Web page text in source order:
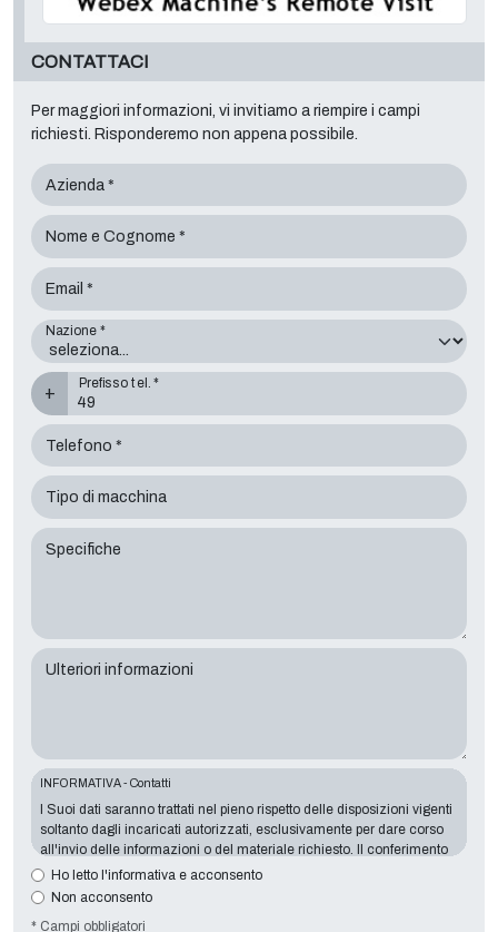
CONTATTACI
Per maggiori informazioni, vi invitiamo a riempire i campi
richiesti. Risponderemo non appena possibile.
Azienda *
Nome e Cognome *
Email *
Nazione *
+
Prefisso tel. *
Telefono *
Tipo di macchina
Specifiche
Ulteriori informazioni
INFORMATIVA - Contatti
I Suoi dati saranno trattati nel pieno rispetto delle disposizioni vigenti
soltanto dagli incaricati autorizzati, esclusivamente per dare corso
all'invio delle informazioni o del materiale richiesto. Il conferimento
dei dati è indispensabile in relazione alle finalità sopra esposte, il
mancato conferimento comporterà l’impossibilità di contattarla e di
Ho letto l'informativa e acconsento
Non acconsento
* Campi obbligatori